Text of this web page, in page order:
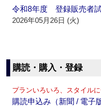
令和8年度 登録販売者
2026年05月26日 (火)
購読・購入・登録
プランいろいろ、スタイル
購読申込み（新聞 / 電子